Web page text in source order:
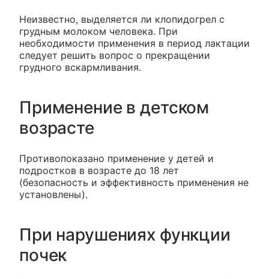
Неизвестно, выделяется ли клопидогрел с
грудным молоком человека. При
необходимости применения в период лактации
следует решить вопрос о прекращении
грудного вскармливания.
Применение в детском
возрасте
Противопоказано применение у детей и
подростков в возрасте до 18 лет
(безопасность и эффективность применения не
установлены).
При нарушениях функции
почек